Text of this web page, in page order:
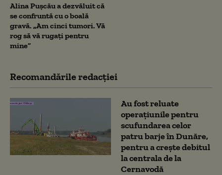
Alina Pușcău a dezvăluit că
se confruntă cu o boală
gravă. „Am cinci tumori. Vă
rog să vă rugați pentru
mine”
Recomandările redacţiei
Au fost reluate
operațiunile pentru
scufundarea celor
patru barje în Dunăre,
pentru a crește debitul
la centrala de la
Cernavodă